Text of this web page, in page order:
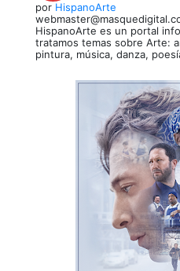
por HispanoArte
HispanoArte es un portal
tratamos temas sobre Arte:
pintura, música, danza,